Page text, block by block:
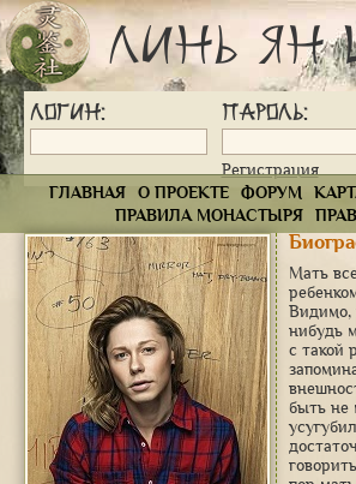
Линь Ян
Логин: Пароль:
Регистрация
ГЛАВНАЯ
О ПРОЕКТЕ ФОРУМ
ПРАВИЛА МОНАСТЫРЯ
Мать
Видимо,
нибудь
с такой
быть не